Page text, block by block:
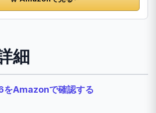
細
Amazonで確認する